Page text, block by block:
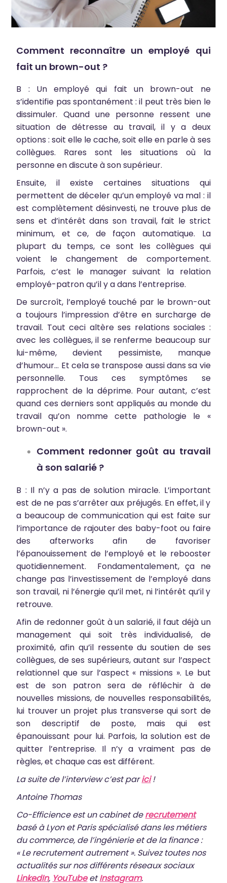
Comment reconnaître un employé qui
fait un brown-out ?
B : Un employé qui fait un brown-out ne
s’identifie pas spontanément : il peut très bien le
dissimuler. Quand une personne ressent une
situation de détresse au travail, il y a deux
options : soit elle le cache, soit elle en parle à ses
collègues. Rares sont les situations où la
personne en discute à son supérieur.
Ensuite, il existe certaines situations qui
permettent de déceler qu’un employé va mal : il
est complètement désinvesti, ne trouve plus de
sens et d’intérêt dans son travail, fait le strict
minimum, et ce, de façon automatique. La
plupart du temps, ce sont les collègues qui
voient le changement de comportement.
Parfois, c’est le manager suivant la relation
employé-patron qu’il y a dans l’entreprise.
De surcroît, l’employé touché par le brown-out
a toujours l’impression d’être en surcharge de
travail. Tout ceci altère ses relations sociales :
avec les collègues, il se renferme beaucoup sur
lui-même, devient pessimiste, manque
d’humour… Et cela se transpose aussi dans sa vie
personnelle. Tous ces symptômes se
rapprochent de la déprime. Pour autant, c’est
quand ces derniers sont appliqués au monde du
travail qu’on nomme cette pathologie le «
brown-out ».
Comment redonner goût au travail
à son salarié ?
B : Il n’y a pas de solution miracle. L’important
est de ne pas s’arrêter aux préjugés. En effet, il y
a beaucoup de communication qui est faite sur
l’importance de rajouter des baby-foot ou faire
des afterworks afin de favoriser
l’épanouissement de l’employé et le rebooster
quotidiennement. Fondamentalement, ça ne
change pas l’investissement de l’employé dans
son travail, ni l’énergie qu’il met, ni l’intérêt qu’il y
retrouve.
Afin de redonner goût à un salarié, il faut déjà un
management qui soit très individualisé, de
proximité, afin qu’il ressente du soutien de ses
collègues, de ses supérieurs, autant sur l’aspect
relationnel que sur l’aspect « missions ». Le but
est de son patron sera de réfléchir à de
nouvelles missions, de nouvelles responsabilités,
lui trouver un projet plus transverse qui sort de
son descriptif de poste, mais qui est
épanouissant pour lui. Parfois, la solution est de
quitter l’entreprise. Il n’y a vraiment pas de
règles, et chaque cas est différent.
La suite de l’interview c’est parici!
Antoine Thomas
Co-Efficience est un cabinet derecrutement
basé à Lyon et Paris spécialisé dans les métiers
du commerce, de l’ingénierie et de la finance :
« Le recrutement autrement ». Suivez toutes nos
actualités sur nos différents réseaux sociaux
LinkedIn, YouTubeetInstagram.